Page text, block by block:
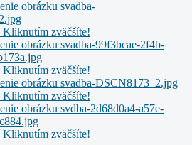
Kliknutím zväčšíte!
Kliknutím zväčšíte!
Kliknutím zväčšíte!
Kliknutím zväčšíte!